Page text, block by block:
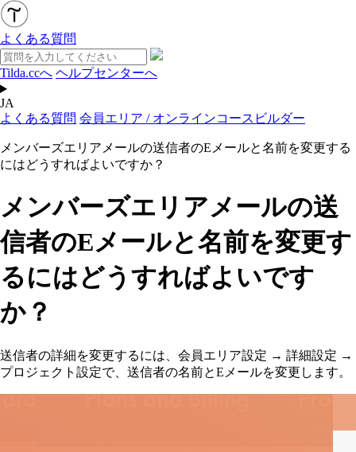
よくある質問
Tilda.ccへ ヘルプセンターへ
JA
よくある質問 会員エリア / オンラインコースビルダー
メンバーズエリアメールの送信者のEメールと名前を変更する
にはどうすればよいですか？
メンバーズエリアメールの送
信者のEメールと名前を変更す
るにはどうすればよいです
か？
送信者の詳細を変更するには、会員エリア設定 → 詳細設定 →
プロジェクト設定で、送信者の名前とEメールを変更します。